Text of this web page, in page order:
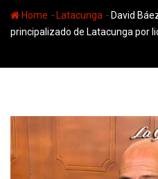
Home - Latacunga - David
principalizado de Latacunga por